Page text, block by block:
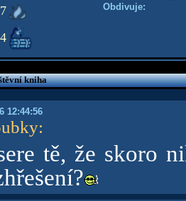
7
4
Obdivuje:
kniha
12:44:56
:
tě, že skoro